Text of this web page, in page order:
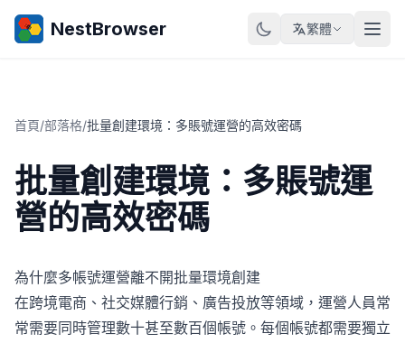
NestBrowser 繁體
首頁/部落格/批量創建環境：多賬號運營的高效密碼
批量創建環境：多賬號運
營的高效密碼
為什麼多帳號運營離不開批量環境創建
在跨境電商、社交媒體行銷、廣告投放等領域，運營人員常
常需要同時管理數十甚至數百個帳號。每個帳號都需要獨立